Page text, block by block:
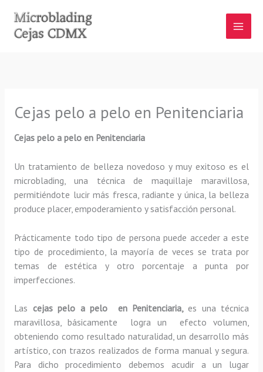
contenido
Cejas pelo a pelo en Penitenciaria
Cejas pelo a pelo en Penitenciaria
Un tratamiento de belleza novedoso y muy exitoso es el
microblading, una técnica de maquillaje maravillosa,
permitiéndote lucir más fresca, radiante y única, la belleza
produce placer, empoderamiento y satisfacción personal.
Prácticamente todo tipo de persona puede acceder a este
tipo de procedimiento, la mayoría de veces se trata por
temas de estética y otro porcentaje a punta por
imperfecciones.
Las cejas pelo a pelo en Penitenciaria, es una técnica
maravillosa, básicamente
logra un efecto volumen,
obteniendo como resultado naturalidad, un desarrollo más
artístico, con trazos realizados de forma manual y segura.
Para dicho procedimiento debemos acudir a un lugar